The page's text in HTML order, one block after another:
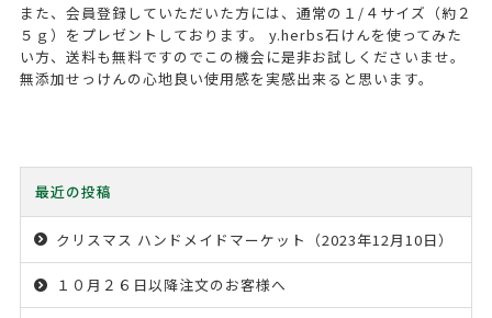
また、会員登録していただいた方には、通常の１/４サイズ（約２
５ｇ）をプレゼントしております。 y.herbs石けんを使ってみた
い方、送料も無料ですのでこの機会に是非お試しくださいませ。
無添加せっけんの心地良い使用感を実感出来ると思います。
最近の投稿
クリスマス ハンドメイドマーケット（2023年12月10日）
１０月２６日以降注文のお客様へ